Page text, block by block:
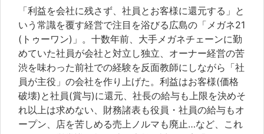
「利益を会社に残さず、社員とお客様に還元する」と
いう常識を覆す経営で注目を浴びる広島の「メガネ21
(トゥーワン)」。十数年前、大手メガネチェーンに勤
めていた社員が会社と対立し独立、オーナー経営の苦
渋を味わった前社での経験を反面教師にしながら「社
員が主役」の会社を作り上げた。利益はお客様(価格
破壊)と社員(賞与)に還元、社長の給与も上限を決めそ
れ以上は求めない、財務諸表も役員・社員の給与もオ
ープン、店を苦しめる売上ノルマも廃止…など、これ